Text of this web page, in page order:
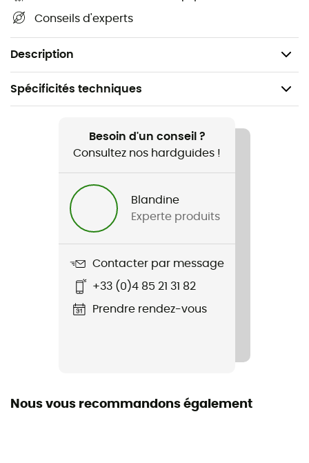
Conseils d'experts
Description
plus glissante.
Un incontournable !
Spécificités techniques
Ski de randonnée
Glop Stopper Wax
Besoin d'un conseil ?
Consultez nos hardguides !
Blandine
Experte produits
Contacter par message
+33 (0)4 85 21 31 82
Prendre rendez-vous
Nous vous recommandons également